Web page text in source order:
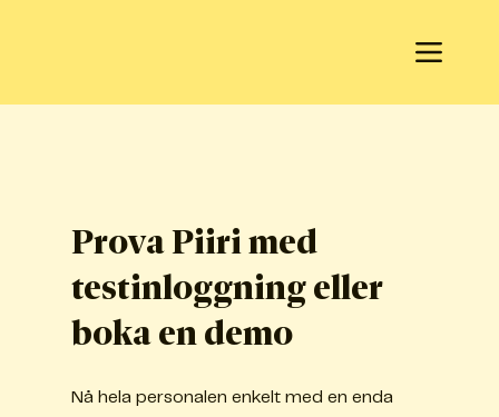
Prova Piiri med
testinloggning eller
boka en demo
Nå hela personalen enkelt med en enda